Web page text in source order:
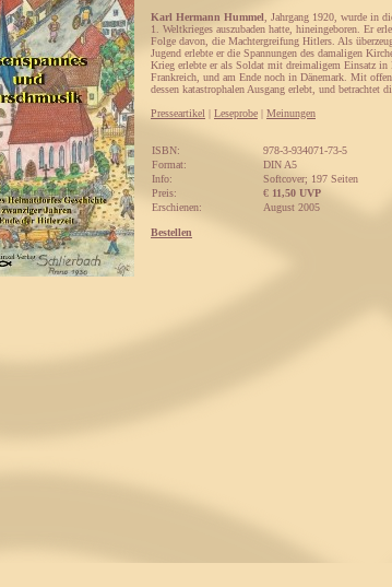
Karl Hermann Hummel , Jahrgang 1920, wurde in
1. Weltkrieges auszubaden hatte, hineingeboren. Er
Folge davon, die Machtergreifung Hitlers. Als
Jugend erlebte er die Spannungen des damaligen
Krieg erlebte er als Soldat mit dreimaligem Einsatz in
Frankreich, und am Ende noch in Dänemark. Mit
dessen katastrophalen Ausgang erlebt, und betrachtet
Presseartikel | Leseprobe | Meinungen
ISBN:
978-3-934071-73-5
Format:
DIN A5
Info:
Softcover; 197 Seiten
Preis:
€ 11,50 UVP
Erschienen:
August 2005
Bestellen